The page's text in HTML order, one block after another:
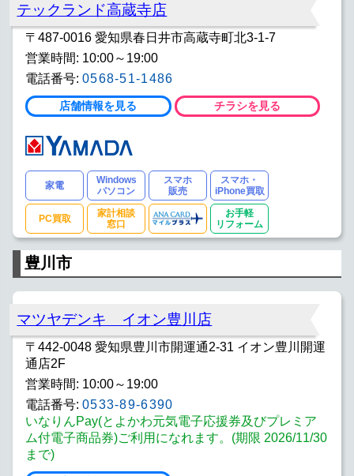
テックランド高蔵寺店
〒487-0016 愛知県春日井市高蔵寺町北3-1-7
営業時間: 10:00～19:00
電話番号: 0568-51-1486
店舗情報を見る チラシを見る
家電
Windows
パソコン
スマホ
販売
スマホ・
iPhone買取
PC買取
家計相談
窓口
お手軽
リフォーム
豊川市
マツヤデンキ イオン豊川店
〒442-0048 愛知県豊川市開運通2‐31 イオン豊川開運
通店2F
営業時間: 10:00～19:00
電話番号: 0533-89-6390
いなりんPay(とよかわ元気電子応援券及びプレミア
ム付電子商品券)ご利用になれます。(期限 2026/11/30
まで)